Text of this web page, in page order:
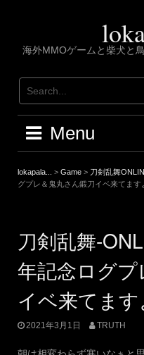
海外MMOゲームと柴犬と
Menu
lokapala... > Game > 刀剣乱舞
グプレ＆鬼丸さん鍛刀イベ来てます
刀剣乱舞-
年記念ログ
イベ来てます
2021年3月1日 TRUTH